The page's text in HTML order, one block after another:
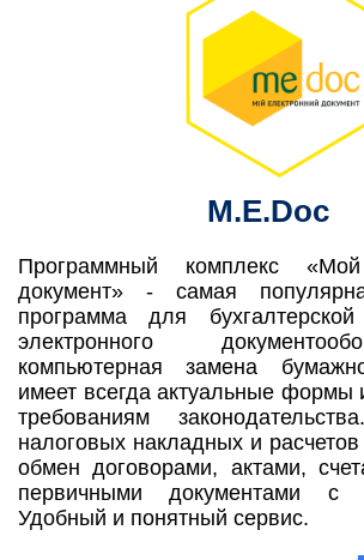
M.E.Doc
Программный комплекс «Мой
документ» - самая
программа для
электронного
компьютерная замена
имеет всегда актуальные формы
требованиям
налоговых накладных и расчетов
обмен договорами, актами,
первичными документами с
Удобный и понятный сервис.